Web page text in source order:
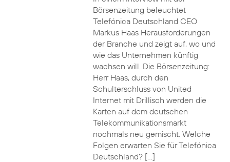
Börsenzeitung beleuchtet
Telefónica Deutschland CEO
Markus Haas Herausforderungen
der Branche und zeigt auf, wo und
wie das Unternehmen künftig
wachsen will. Die Börsenzeitung:
Herr Haas, durch den
Schulterschluss von United
Internet mit Drillisch werden die
Karten auf dem deutschen
Telekommunikationsmarkt
nochmals neu gemischt. Welche
Folgen erwarten Sie für Telefónica
Deutschland? […]